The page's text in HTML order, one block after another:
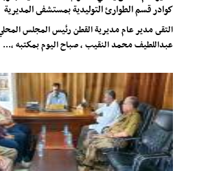
كوادر قسم الطوارئ التوليدية بمستشفى المديرية
التقى مدير عام مديرية القطن رئيس المجلس المحلي
عبداللطيف محمد النقيب ، صباح اليوم بمكتبه ،...